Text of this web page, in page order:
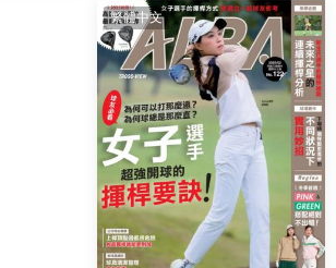
繁體中文